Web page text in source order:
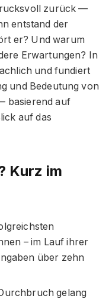
zurück —
entstand der
er? Und warum
Erwartungen? In
und fundiert
und Bedeutung von
basierend auf
auf das
Kurz im
– im Lauf ihrer
über zehn
gelang